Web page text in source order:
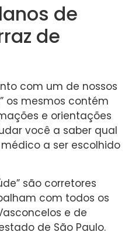
de
de
com um de nossos
os mesmos contém
e orientações
você a saber qual
a ser escolhido
são corretores
com todos os
e de
de São Paulo.